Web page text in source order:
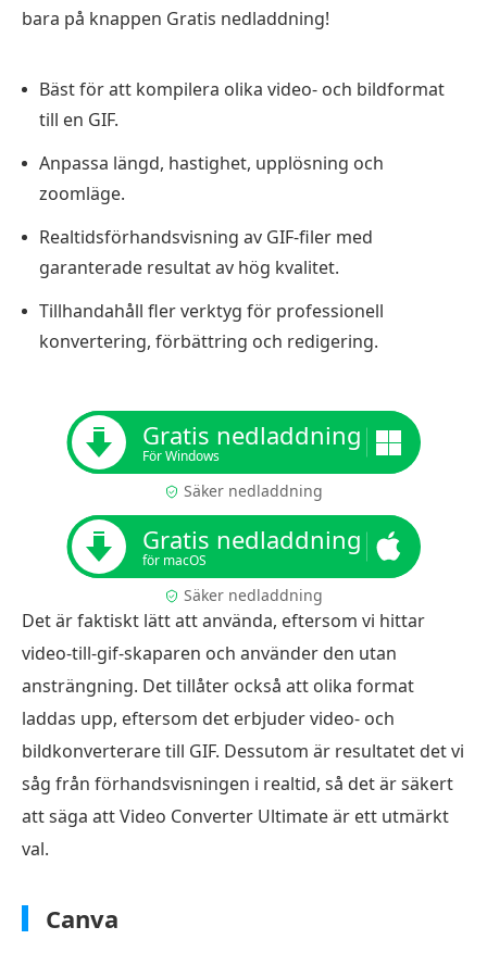
bara på knappen Gratis nedladdning!
Bäst för att kompilera olika video- och bildformat
till en GIF.
Anpassa längd, hastighet, upplösning och
zoomläge.
Realtidsförhandsvisning av GIF-filer med
garanterade resultat av hög kvalitet.
Tillhandahåll fler verktyg för professionell
konvertering, förbättring och redigering.
Gratis nedladdning
För Windows
Säker nedladdning
Gratis nedladdning
för macOS
Säker nedladdning
Det är faktiskt lätt att använda, eftersom vi hittar
video-till-gif-skaparen och använder den utan
ansträngning. Det tillåter också att olika format
laddas upp, eftersom det erbjuder video- och
bildkonverterare till GIF. Dessutom är resultatet det vi
såg från förhandsvisningen i realtid, så det är säkert
att säga att Video Converter Ultimate är ett utmärkt
val.
Canva